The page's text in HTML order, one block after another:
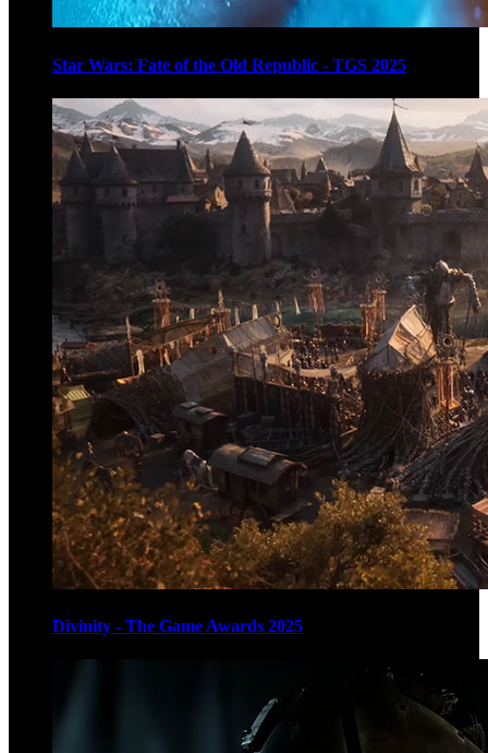
Star Wars: Fate of the Old Republic - TGS 2025
Divinity - The Game Awards 2025